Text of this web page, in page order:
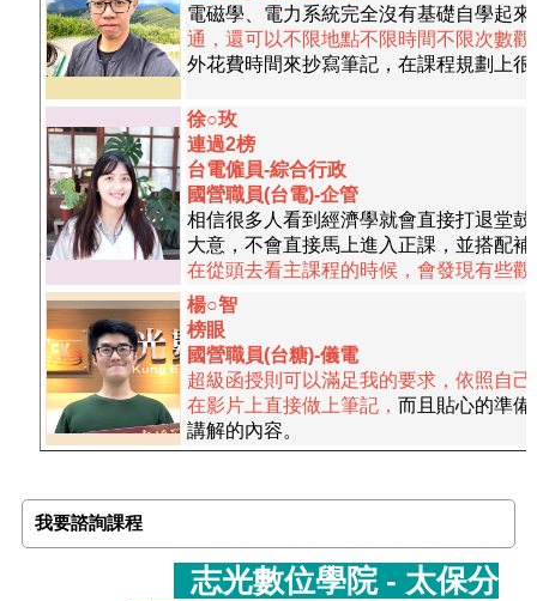
電磁學、電力系統完全沒有基礎自學起
通，還可以不限地點不限時間不限次數觀
外花費時間來抄寫筆記，在課程規劃上
徐○玫
連過2榜
台電僱員-綜合行政
國營職員(台電)-企管
相信很多人看到經濟學就會直接打退堂
大意，不會直接馬上進入正課，並搭配
在從頭去看主課程的時候，會發現有些
楊○智
榜眼
國營職員(台糖)-儀電
超級函授則可以滿足我的要求，依照自
在影片上直接做上筆記， 而且貼心的準
講解的內容。
我要諮詢課程
志光數位學院 - 太保分